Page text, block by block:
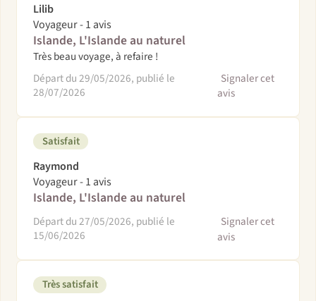
Lilib
Voyageur - 1 avis
Islande, L'Islande au naturel
Très beau voyage, à refaire !
Départ du 29/05/2026, publié le
28/07/2026
Signaler cet
avis
Satisfait
Raymond
Voyageur - 1 avis
Islande, L'Islande au naturel
Départ du 27/05/2026, publié le
15/06/2026
Signaler cet
avis
Très satisfait